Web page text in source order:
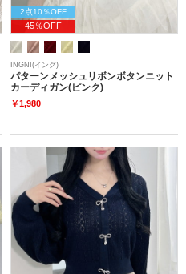
2点10％OFF
45％OFF
INGNI(イング)
パターンメッシュリボンボタンニット
カーディガン(ピンク)
￥1,980